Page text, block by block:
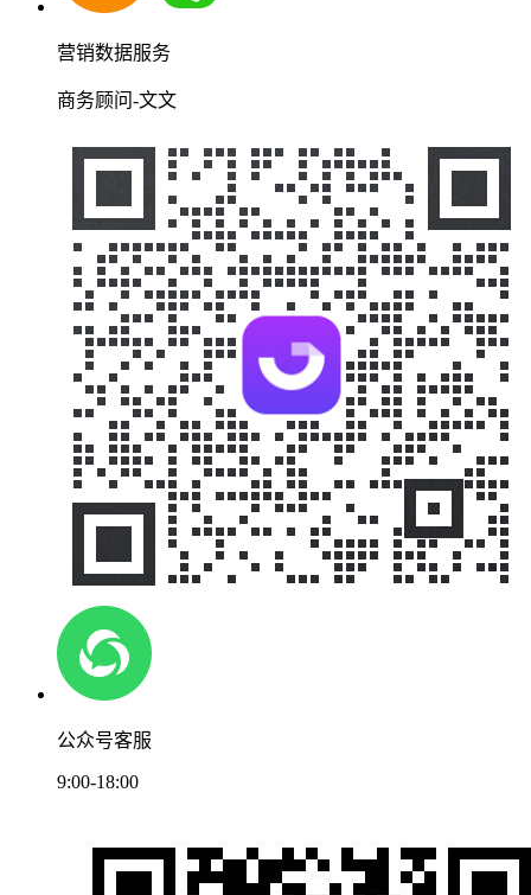
营销数据服务
商务顾问-文文
公众号客服
9:00-18:00